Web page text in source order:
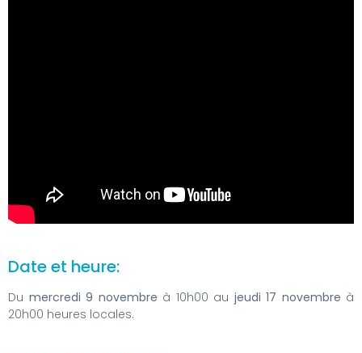
Date et heure:
Du mercredi 9 novembre à 10h00 au jeudi 17 novembre à
20h00 heures locales.